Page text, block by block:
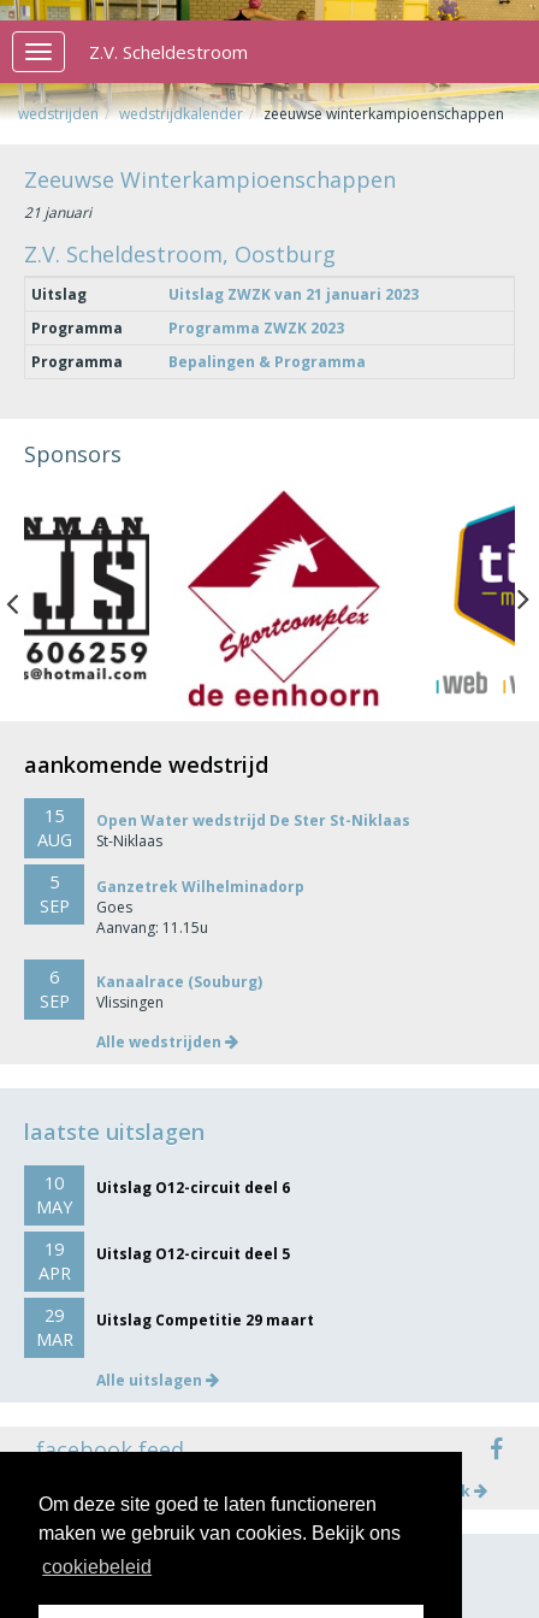
Om deze site goed te laten functioneren
maken we gebruik van cookies. Bekijk ons
cookiebeleid
Toggle
navigation
Z.V. Scheldestroom
wedstrijden wedstrijdkalender zeeuwse winterkampioenschappen
Zeeuwse Winterkampioenschappen
21 januari
Z.V. Scheldestroom, Oostburg
Uitslag
Uitslag ZWZK van 21 januari 2023
Programma
Programma ZWZK 2023
Programma
Bepalingen & Programma
Sponsors
Previous
aankomende wedstrijd
15
AUG
Open Water wedstrijd De Ster St-Niklaas
St-Niklaas
5
SEP
Ganzetrek Wilhelminadorp
Goes
Aanvang: 11.15u
6
SEP
Kanaalrace (Souburg)
Vlissingen
Alle wedstrijden
laatste uitslagen
10
MAY
Uitslag O12-circuit deel 6
19
APR
Uitslag O12-circuit deel 5
29
MAR
Uitslag Competitie 29 maart
Alle uitslagen
facebook feed
Meer op facebook
volg ons op